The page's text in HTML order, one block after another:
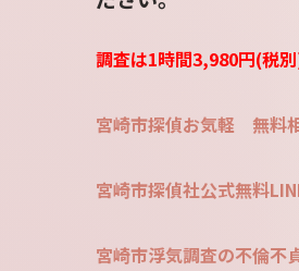
調査は1時間3,980円(税別
宮崎市探偵お気軽 無料
宮崎市探偵社公式無料
宮崎市浮気調査の不倫不